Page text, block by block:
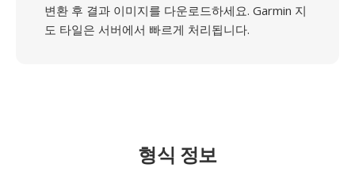
변환 후 결과 이미지를 다운로드하세요. Garmin 지
도 타일은 서버에서 빠르게 처리됩니다.
형식 정보